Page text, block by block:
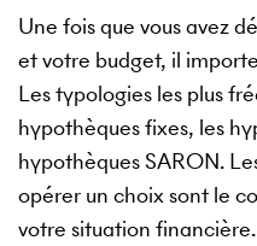
Une fois que vous avez
et votre budget, il
Les typologies les plus
hypothèques fixes, les
hypothèques SARON.
opérer un choix sont le
votre situation